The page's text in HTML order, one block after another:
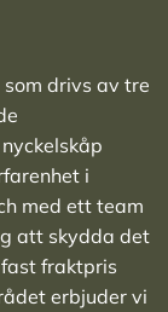
drivs av tre
nyckelskåp
i
med ett team
att skydda det
fraktpris
erbjuder vi